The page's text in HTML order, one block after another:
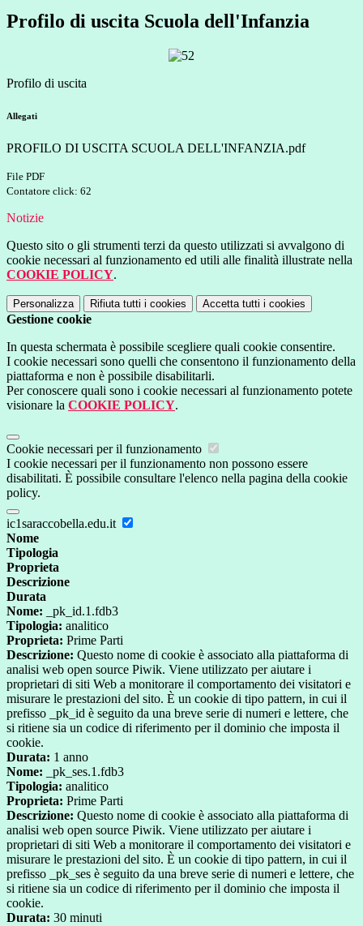
Profilo di uscita Scuola dell'Infanzia
Profilo di uscita
Allegati
PROFILO DI USCITA SCUOLA DELL'INFANZIA.pdf
File PDF
Contatore click: 62
Notizie
Questo sito o gli strumenti terzi da questo utilizzati si avvalgono di
cookie necessari al funzionamento ed utili alle finalità illustrate nella
COOKIE POLICY.
Personalizza Rifiuta tutti i cookies Accetta tutti i cookies
Gestione cookie
In questa schermata è possibile scegliere quali cookie consentire.
I cookie necessari sono quelli che consentono il funzionamento della
piattaforma e non è possibile disabilitarli.
Per conoscere quali sono i cookie necessari al funzionamento potete
visionare la COOKIE POLICY.
Cookie necessari per il funzionamento
I cookie necessari per il funzionamento non possono essere
disabilitati. È possibile consultare l'elenco nella pagina della cookie
policy.
ic1saraccobella.edu.it
Nome
Tipologia
Proprieta
Descrizione
Durata
Nome: _pk_id.1.fdb3
Tipologia: analitico
Proprieta: Prime Parti
Descrizione: Questo nome di cookie è associato alla piattaforma di
analisi web open source Piwik. Viene utilizzato per aiutare i
proprietari di siti Web a monitorare il comportamento dei visitatori e
misurare le prestazioni del sito. È un cookie di tipo pattern, in cui il
prefisso _pk_id è seguito da una breve serie di numeri e lettere, che
si ritiene sia un codice di riferimento per il dominio che imposta il
cookie.
Durata: 1 anno
Nome: _pk_ses.1.fdb3
Tipologia: analitico
Proprieta: Prime Parti
Descrizione: Questo nome di cookie è associato alla piattaforma di
analisi web open source Piwik. Viene utilizzato per aiutare i
proprietari di siti Web a monitorare il comportamento dei visitatori e
misurare le prestazioni del sito. È un cookie di tipo pattern, in cui il
prefisso _pk_ses è seguito da una breve serie di numeri e lettere, che
si ritiene sia un codice di riferimento per il dominio che imposta il
cookie.
Durata: 30 minuti